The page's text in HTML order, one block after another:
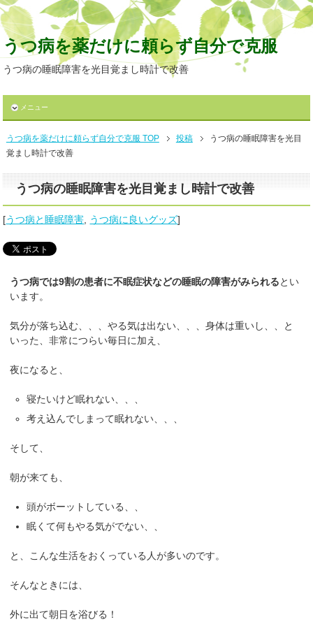
うつ病を薬だけに頼らず自分で克服
うつ病の睡眠障害を光目覚まし時計で改善
メニュー
うつ病を薬だけに頼らず自分で克服 TOP 投稿
うつ病の睡眠障害を光目
覚まし時計で改善
うつ病の睡眠障害を光目覚まし時計で改善
[うつ病と睡眠障害 うつ病に良いグッズ]
うつ病では9割の患者に不眠症状などの睡眠の障害がみられるとい
います。
気分が落ち込む、、、やる気は出ない、、、身体は重いし、、と
いった、非常につらい毎日に加え、
夜になると、
寝たいけど眠れない、、、
考え込んでしまって眠れない、、、
そして、
朝が来ても、
頭がボーットしている、、
眠くて何もやる気がでない、、
と、こんな生活をおくっている人が多いのです。
そんなときには、
外に出て朝日を浴びる！